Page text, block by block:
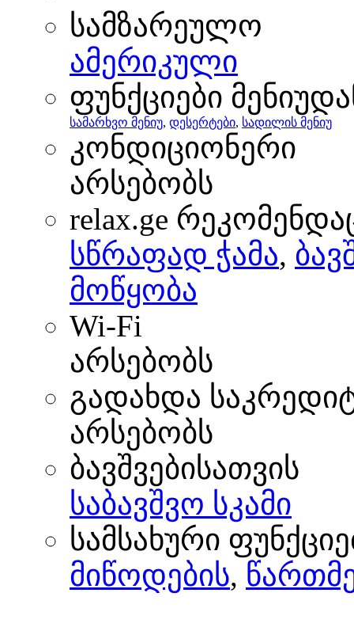
სამზარეულო
ამერიკული
ფუნქციები
სამარხვო მენიუ, დესერტები, სადილის მენიუ
კონდიციონერი
არსებობს
relax.ge
სწრაფად ჭამა,
მოწყობა
Wi-Fi
არსებობს
გადახდა
არსებობს
ბავშვებისათვის
საბავშვო სკამი
სამსახური
მიწოდების,